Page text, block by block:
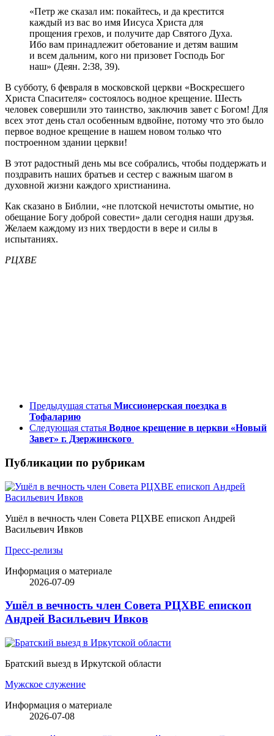
«Петр же сказал им: покайтесь, и да крестится
каждый из вас во имя Иисуса Христа для
прощения грехов, и получите дар Святого Духа.
Ибо вам принадлежит обетование и детям вашим
и всем дальним, кого ни призовет Господь Бог
наш» (Деян. 2:38, 39).
В субботу, 6 февраля в московской церкви «Воскресшего
Христа Спасителя» состоялось водное крещение. Шесть
человек совершили это таинство, заключив завет с Богом! Для
всех этот день стал особенным вдвойне, потому что это было
первое водное крещение в нашем новом только что
построенном здании церкви!
В этот радостный день мы все собрались, чтобы поддержать и
поздравить наших братьев и сестер с важным шагом в
духовной жизни каждого христианина.
Как сказано в Библии, «не плотской нечистоты омытие, но
обещание Богу доброй совести» дали сегодня наши друзья.
Желаем каждому из них твердости в вере и силы в
испытаниях.
РЦХВЕ
Предыдущая статья Миссионерская поездка в
Тофаларию
Следующая статья Водное крещение в церкви «Новый
Завет» г. Дзержинского
Публикации по рубрикам
Ушёл в вечность член Совета РЦХВЕ епископ Андрей
Васильевич Ивков
Пресс-релизы
Информация о материале
2026-07-09
Ушёл в вечность член Совета РЦХВЕ епископ
Андрей Васильевич Ивков
Братский выезд в Иркутской области
Мужское служение
Информация о материале
2026-07-08